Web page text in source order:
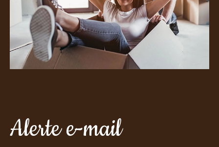
Alerte e-mail